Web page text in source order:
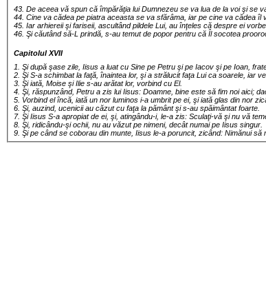
43. De aceea vă spun că împărăţia lui Dumnezeu se va lua de la voi şi se
44. Cine va cădea pe piatra aceasta se va sfărâma, iar pe cine va cădea îl
45. Iar arhiereii şi fariseii, ascultând pildele Lui, au înţeles că despre ei
46. Şi căutând să-L prindă, s-au temut de popor pentru că Îl socotea
Capitolul XVII
1. Şi după şase zile, Iisus a luat cu Sine pe Petru şi pe Iacov şi pe Ioan,
2. Şi S-a schimbat la faţă, înaintea lor, şi a strălucit faţa Lui ca soarele, iar
3. Şi iată, Moise şi Ilie s-au arătat lor, vorbind cu El.
4. Şi, răspunzând, Petru a zis lui Iisus: Doamne, bine este să fim noi aici;
5. Vorbind el încă, iată un nor luminos i-a umbrit pe ei, şi iată glas din nor
6. Şi, auzind, ucenicii au căzut cu faţa la pământ şi s-au spăimântat foarte.
7. Şi Iisus S-a apropiat de ei, şi, atingându-i, le-a zis: Sculaţi-vă şi nu vă
8. Şi, ridicându-şi ochii, nu au văzut pe nimeni, decât numai pe Iisus singur.
9. Şi pe când se coborau din munte, Iisus le-a poruncit, zicând: Nimănui